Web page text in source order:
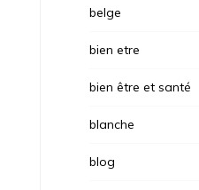
belge
bien etre
bien être et santé
blanche
blog